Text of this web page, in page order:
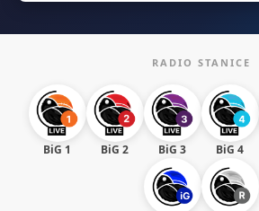
RADIO STANICE
BiG 1 BiG 2 BiG 3 BiG 4